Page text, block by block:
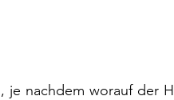
je nachdem worauf der